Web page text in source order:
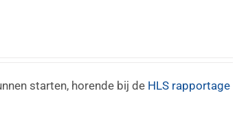
starten, horende bij de HLS rapportage